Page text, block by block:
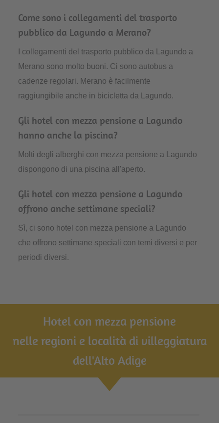
Come sono i collegamenti del trasporto
pubblico da Lagundo a Merano?
I collegamenti del trasporto pubblico da Lagundo a
Merano sono molto buoni. Ci sono autobus a
cadenze regolari. Merano è facilmente
raggiungibile anche in bicicletta da Lagundo.
Gli hotel con mezza pensione a Lagundo
hanno anche la piscina?
Molti degli alberghi con mezza pensione a Lagundo
dispongono di una piscina all'aperto.
Gli hotel con mezza pensione a Lagundo
offrono anche settimane speciali?
Sì, ci sono hotel con mezza pensione a Lagundo
che offrono settimane speciali con temi diversi e per
periodi diversi.
Hotel con mezza pensione
nelle regioni e località di villeggiatura
dell'Alto Adige